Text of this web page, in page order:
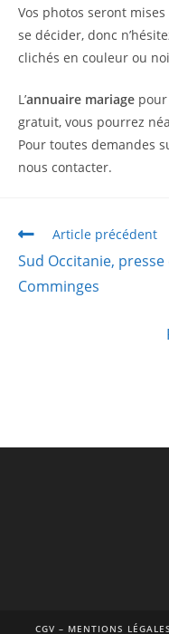
Vos photos seront
se décider, donc
clichés en couleur ou
L’annuaire mariage
gratuit, vous pourrez
Pour toutes demandes
nous contacter.
Article précédent
Sud Occitanie,
Comminges
CGV – MENTIONS LÉGALES